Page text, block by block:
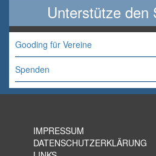
Unterstütze den
Gooding für Vereine
Spenden
IMPRESSUM
DATENSCHUTZERKLÄRUNG